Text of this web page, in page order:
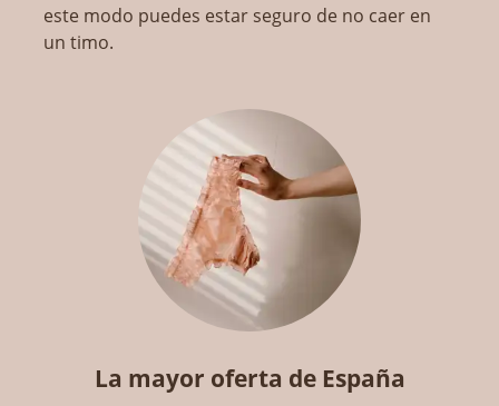
este modo puedes estar seguro de no caer en
un timo.
La mayor oferta de España